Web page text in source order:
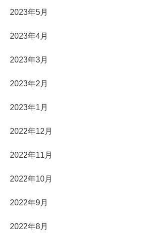
2023年5月
2023年4月
2023年3月
2023年2月
2023年1月
2022年12月
2022年11月
2022年10月
2022年9月
2022年8月